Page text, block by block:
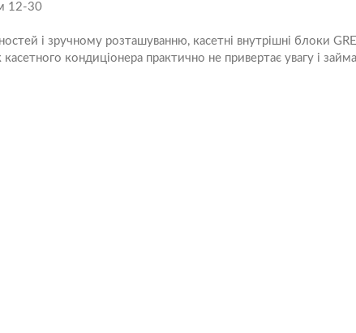
12-30
і зручному розташуванню, касетні внутрішні блоки
кондиціонера практично не привертає увагу і